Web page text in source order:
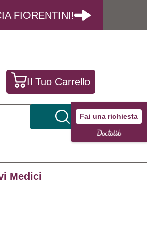
Fai una richiesta
FIORENTINI!
Il Tuo Carrello
Medici